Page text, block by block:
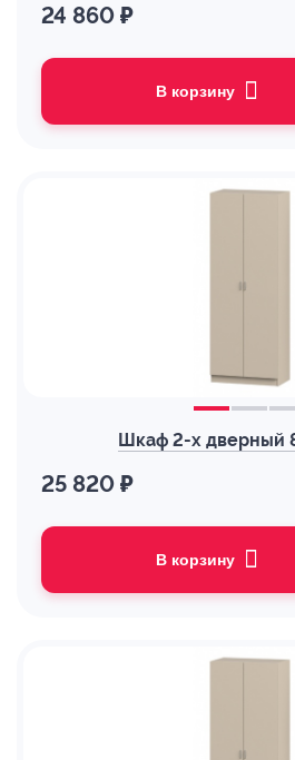
24 860 ₽
В корзину
Шкаф 2-х дверный
25 820 ₽
В корзину